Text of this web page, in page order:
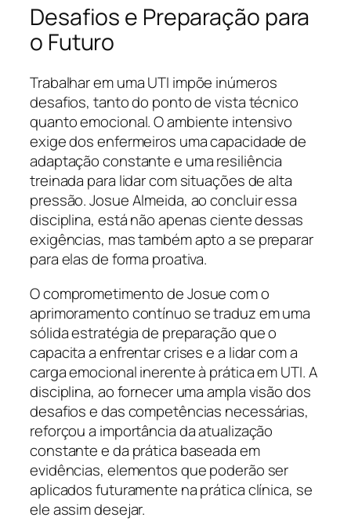
Desafios e Preparação para
o Futuro
Trabalhar em uma UTI impõe inúmeros
desafios, tanto do ponto de vista técnico
quanto emocional. O ambiente intensivo
exige dos enfermeiros uma capacidade de
adaptação constante e uma resiliência
treinada para lidar com situações de alta
pressão. Josue Almeida, ao concluir essa
disciplina, está não apenas ciente dessas
exigências, mas também apto a se preparar
para elas de forma proativa.
O comprometimento de Josue com o
aprimoramento contínuo se traduz em uma
sólida estratégia de preparação que o
capacita a enfrentar crises e a lidar com a
carga emocional inerente à prática em UTI. A
disciplina, ao fornecer uma ampla visão dos
desafios e das competências necessárias,
reforçou a importância da atualização
constante e da prática baseada em
evidências, elementos que poderão ser
aplicados futuramente na prática clínica, se
ele assim desejar.